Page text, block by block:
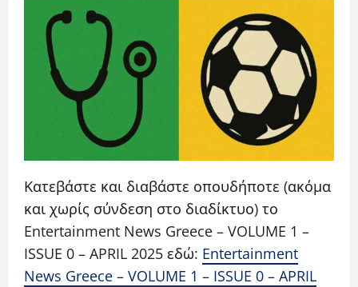
Κατεβάστε και διαβάστε οπουδήποτε (ακόμα
και χωρίς σύνδεση στο διαδίκτυο) το
Entertainment News Greece – VOLUME 1 –
ISSUE 0 – APRIL 2025 εδώ: Entertainment
News Greece – VOLUME 1 – ISSUE 0 – APRIL